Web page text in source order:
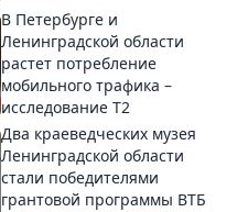
В Петербурге и
Ленинградской области
растет потребление
мобильного трафика –
исследование T2
Два краеведческих музея
Ленинградской области
стали победителями
грантовой программы ВТБ